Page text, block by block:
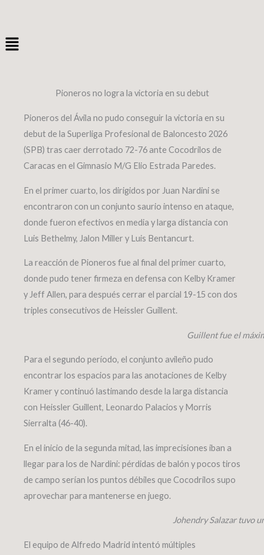
contenido
Menú
Pioneros no logra la victoria en su debut
Pioneros del Ávila no pudo conseguir la victoria en su
debut de la Superliga Profesional de Baloncesto 2026
(SPB) tras caer derrotado 72-76 ante Cocodrilos de
Caracas en el Gimnasio M/G Elio Estrada Paredes.
En el primer cuarto, los dirigidos por Juan Nardini se
encontraron con un conjunto saurio intenso en ataque,
donde fueron efectivos en media y larga distancia con
Luis Bethelmy, Jalon Miller y Luis Bentancurt.
La reacción de Pioneros fue al final del primer cuarto,
donde pudo tener firmeza en defensa con Kelby Kramer
y Jeff Allen, para después cerrar el parcial 19-15 con dos
triples consecutivos de Heissler Guillent.
Guillent fue el
Para el segundo período, el conjunto avileño pudo
encontrar los espacios para las anotaciones de Kelby
Kramer y continuó lastimando desde la larga distancia
con Heissler Guillent, Leonardo Palacios y Morris
Sierralta (46-40).
En el inicio de la segunda mitad, las imprecisiones iban a
llegar para los de Nardini: pérdidas de balón y pocos tiros
de campo serían los puntos débiles que Cocodrilos supo
aprovechar para mantenerse en juego.
Johendry Salazar tuvo
El equipo de Alfredo Madrid intentó múltiples